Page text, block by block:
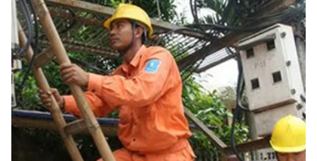
Khán giả
Giải sao mai
Sao
Du lịch
Làm đẹp
Chất lượng cuộc sống
Giáo dục
Tuyển sinh
Học trực tuyến
Công nghệ
Hitech Công nghệ tương lai
Sản phẩm
Thị trường
Giao lưu trực tuyến
Lịch phát sóng